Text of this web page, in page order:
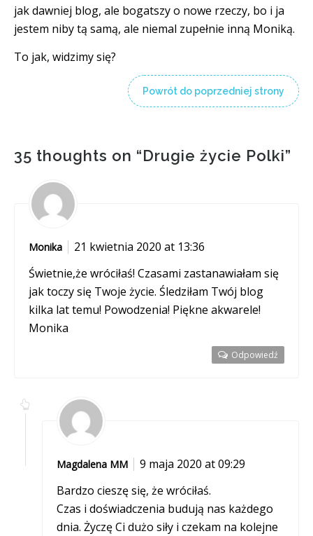
jak dawniej blog, ale bogatszy o nowe rzeczy, bo i ja
jestem niby tą samą, ale niemal zupełnie inną Moniką.
To jak, widzimy się?
Powrót do poprzedniej strony
35 thoughts on “Drugie życie Polki”
Monika
21 kwietnia 2020 at 13:36
Świetnie,że wróciłaś! Czasami zastanawiałam się
jak toczy się Twoje życie. Śledziłam Twój blog
kilka lat temu! Powodzenia! Piękne akwarele!
Monika
Odpowiedź
Magdalena MM
9 maja 2020 at 09:29
Bardzo cieszę się, że wróciłaś.
Czas i doświadczenia budują nas każdego
dnia. Życzę Ci dużo siły i czekam na kolejne